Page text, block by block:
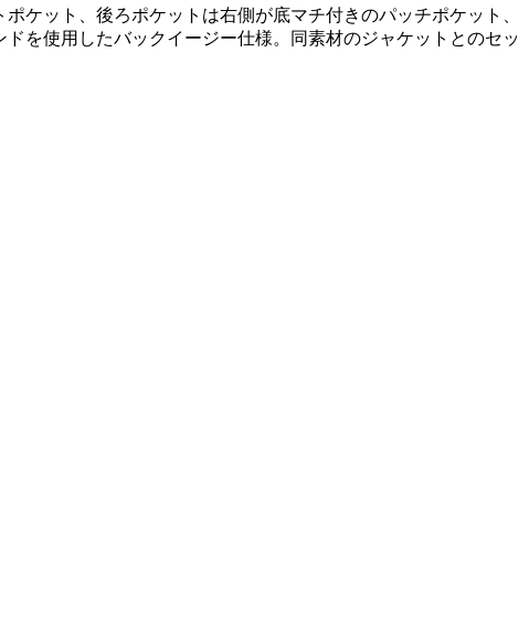
ケット、後ろポケットは右側が底マチ付きのパッチポケット、
を使用したバックイージー仕様。同素材のジャケットとのセッ